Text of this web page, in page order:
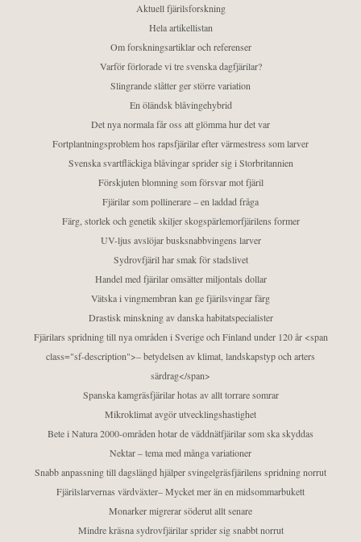
Aktuell fjärilsforskning
Hela artikellistan
Om forskningsartiklar och referenser
Varför förlorade vi tre svenska dagfjärilar?
Slingrande slåtter ger större variation
En öländsk blåvingehybrid
Det nya normala får oss att glömma hur det var
Fortplantningsproblem hos rapsfjärilar efter värmestress som larver
Svenska svartfläckiga blåvingar sprider sig i Storbritannien
Förskjuten blomning som försvar mot fjäril
Fjärilar som pollinerare – en laddad fråga
Färg, storlek och genetik skiljer skogspärlemorfjärilens former
UV-ljus avslöjar busksnabbvingens larver
Sydrovfjäril har smak för stadslivet
Handel med fjärilar omsätter miljontals dollar
Vätska i vingmembran kan ge fjärilsvingar färg
Drastisk minskning av danska habitatspecialister
Fjärilars spridning till nya områden i Sverige och Finland under 120 år <span
class="sf-description">– betydelsen av klimat, landskapstyp och arters
särdrag</span>
Spanska kamgräsfjärilar hotas av allt torrare somrar
Mikroklimat avgör utvecklingshastighet
Bete i Natura 2000-områden hotar de väddnätfjärilar som ska skyddas
Nektar – tema med många variationer
Snabb anpassning till dagslängd hjälper svingelgräsfjärilens spridning norrut
Fjärilslarvernas värdväxter– Mycket mer än en midsommarbukett
Monarker migrerar söderut allt senare
Mindre kräsna sydrovfjärilar sprider sig snabbt norrut